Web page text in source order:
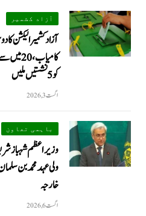
آزاد کشمیر
آزاد کشمیر
کو 5 نشستیں ملیں
اگست 3, 2026
باہمی تعاون
وزیراعظم شہباز
ولی عہد محمد بن
خارجہ
اگست 6, 2026